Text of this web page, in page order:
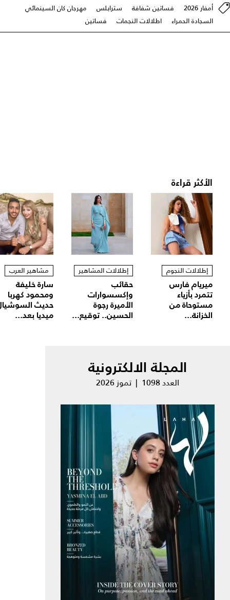
أمفار 2026 فساتين شفافة سترابلس
مهرجان كان السينمائي
السجادة الحمراء
اطلالات النجمات فساتين
الأكثر قراءة
إطلالات النجوم
ميريام فارس
تتمرد بأزياء
مستوحاة من
الخزانة...
إطلالات المشاهير
حقائب
وإكسسوارات
الأميرة رجوة
الحسين.. توقيع...
مشاهير العرب
سارة خليفة
ومحمود كهربا
حديث
ميديا بعد...
المجلة الالكترونية
العدد 1098 | تموز 2026